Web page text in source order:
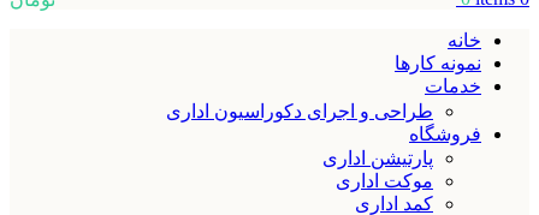
خانه
نمونه کارها
خدمات
طراحی و اجرای دکوراسیون اداری
فروشگاه
پارتیشن اداری
موکت اداری
کمد اداری